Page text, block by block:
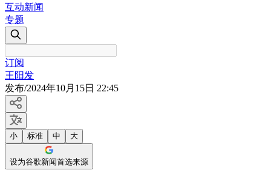
互动新闻
专题
订阅
王阳发
发布/2024年10月15日 22:45
小 标准 中 大
设为谷歌新闻首选来源